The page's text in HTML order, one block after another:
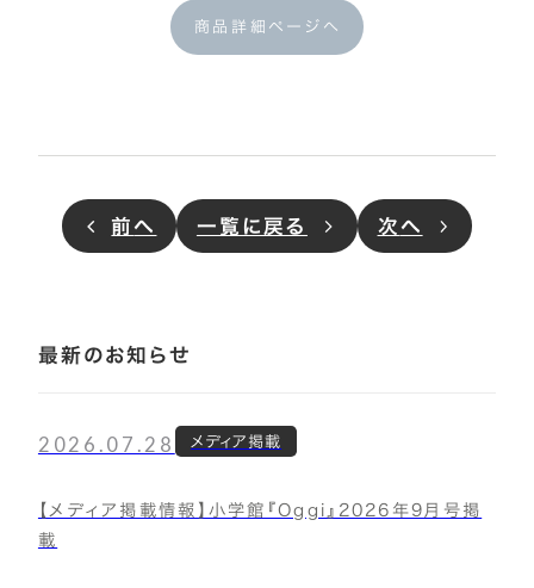
商品詳細ページへ
前へ 一覧に戻る 次へ
最新のお知らせ
2026.07.28 メディア掲載
【メディア掲載情報】小学館『Oggi』2026年9月号掲
載